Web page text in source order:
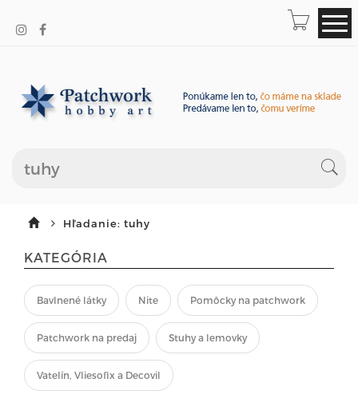
Hľadanie: tuhy
KATEGÓRIA
Bavlnené látky Nite Pomôcky na patchwork
Patchwork na predaj Stuhy a lemovky
Vatelín, Vliesofix a Decovil